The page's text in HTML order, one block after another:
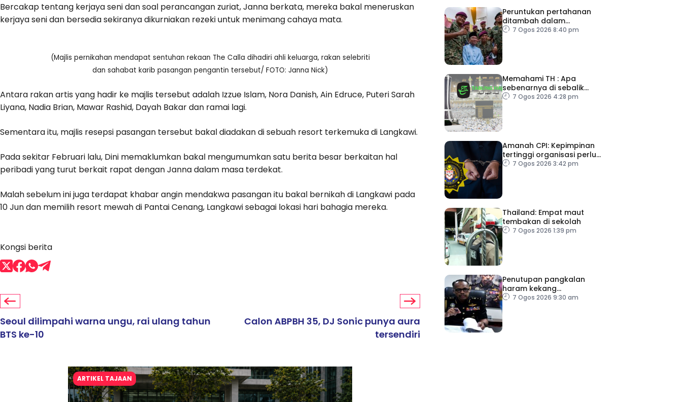
Bercakap tentang kerjaya seni dan soal perancangan zuriat, Janna berkata, mereka bakal meneruskan
kerjaya seni dan bersedia sekiranya dikurniakan rezeki untuk menimang cahaya mata.
(Majlis pernikahan mendapat sentuhan rekaan The Calla dihadiri ahli keluarga, rakan selebriti
dan sahabat karib pasangan pengantin tersebut/ FOTO: Janna Nick)
Antara rakan artis yang hadir ke majlis tersebut adalah Izzue Islam, Nora Danish, Ain Edruce, Puteri Sarah
Liyana, Nadia Brian, Mawar Rashid, Dayah Bakar dan ramai lagi.
Sementara itu, majlis resepsi pasangan tersebut bakal diadakan di sebuah resort terkemuka di Langkawi.
Pada sekitar Februari lalu, Dini memaklumkan bakal mengumumkan satu berita besar berkaitan hal
peribadi yang turut berkait rapat dengan Janna dalam masa terdekat.
Malah sebelum ini juga terdapat khabar angin mendakwa pasangan itu bakal bernikah di Langkawi pada
10 Jun dan memilih resort mewah di Pantai Cenang, Langkawi sebagai lokasi hari bahagia mereka.
Kongsi berita
Seoul dilimpahi warna ungu, rai ulang tahun
BTS ke-10
Calon ABPBH 35, DJ Sonic punya aura
tersendiri
ARTIKEL TAJAAN
Peruntukan pertahanan
ditambah dalam
Belanjawan 2027
7 Ogos 2026 8:40 pm
Memahami TH : Apa
sebenarnya di sebalik
angka
7 Ogos 2026 4:28 pm
Amanah CPI: Kepimpinan
tertinggi organisasi perlu
pacu reformasi radikal
7 Ogos 2026 3:42 pm
Thailand: Empat maut
tembakan di sekolah
7 Ogos 2026 1:39 pm
Penutupan pangkalan
haram kekang
penyeludupan di Kelantan
7 Ogos 2026 9:30 am